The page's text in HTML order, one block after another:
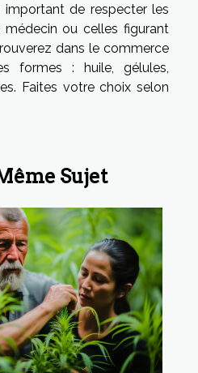
de respecter les
ou celles figurant
dans le commerce
formes : huile, gélules,
Faites votre choix selon
Sujet